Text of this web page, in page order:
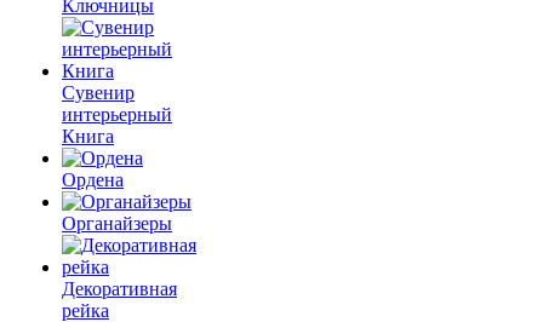
Ключницы
Сувенир
интерьерный
Книга
Ордена
Органайзеры
Декоративная
рейка